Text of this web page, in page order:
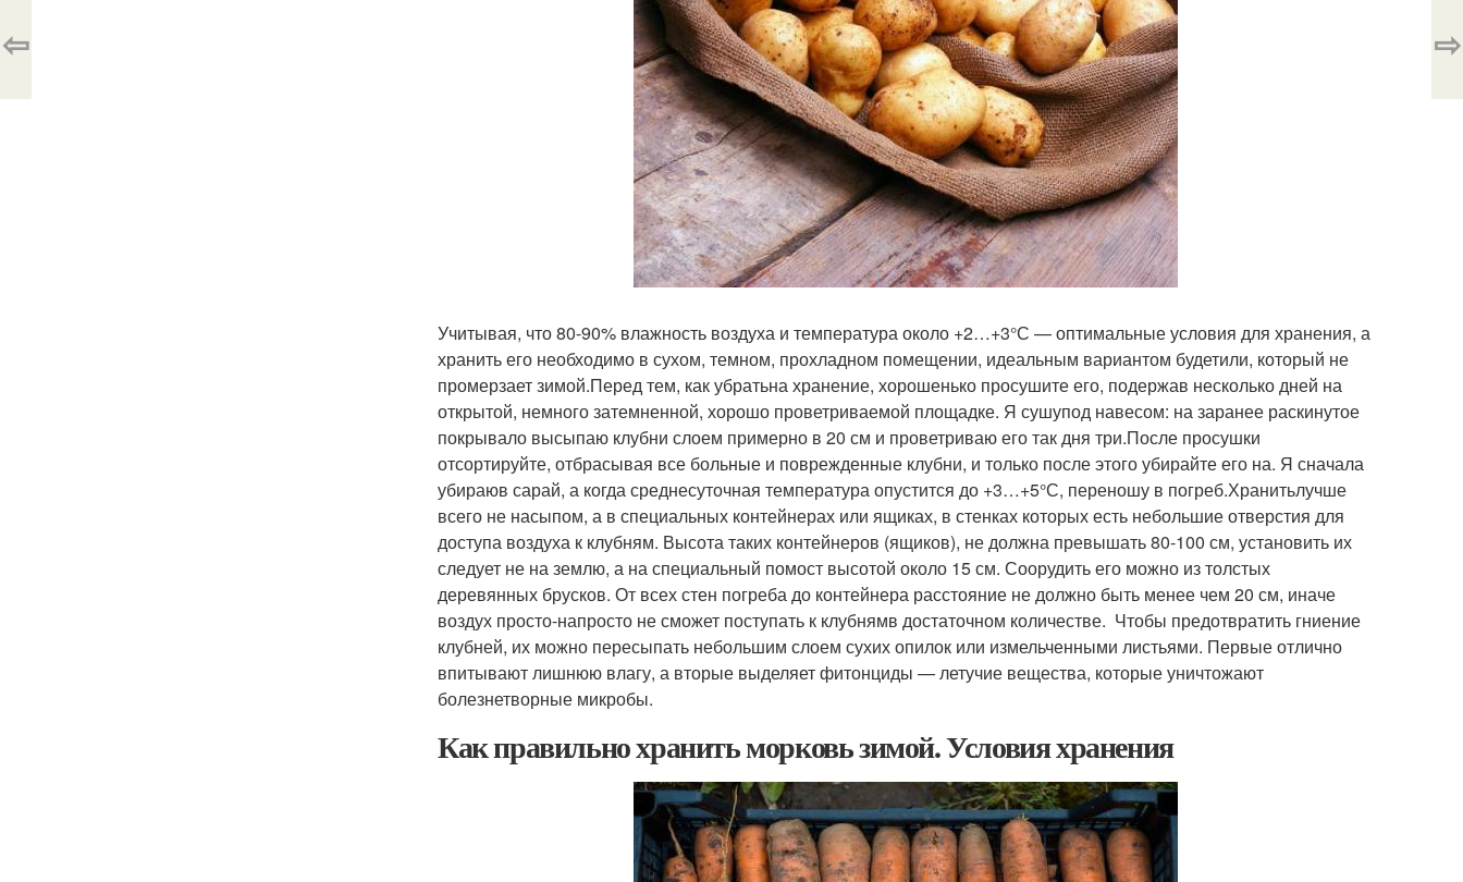
Учитывая, что 80-90% влажность воздуха и температура около +2…+3°С — оптимальные условия для хранения, а
хранить его необходимо в сухом, темном, прохладном помещении, идеальным вариантом будетили, который не
промерзает зимой.Перед тем, как убратьна хранение, хорошенько просушите его, подержав несколько дней на
открытой, немного затемненной, хорошо проветриваемой площадке. Я сушупод навесом: на заранее раскинутое
покрывало высыпаю клубни слоем примерно в 20 см и проветриваю его так дня три.После просушки
отсортируйте, отбрасывая все больные и поврежденные клубни, и только после этого убирайте его на. Я сначала
убираюв сарай, а когда среднесуточная температура опустится до +3…+5°С, переношу в погреб.Хранитьлучше
всего не насыпом, а в специальных контейнерах или ящиках, в стенках которых есть небольшие отверстия для
доступа воздуха к клубням. Высота таких контейнеров (ящиков), не должна превышать 80-100 см, установить их
следует не на землю, а на специальный помост высотой около 15 см. Соорудить его можно из толстых
деревянных брусков. От всех стен погреба до контейнера расстояние не должно быть менее чем 20 см, иначе
воздух просто-напросто не сможет поступать к клубнямв достаточном количестве. Чтобы предотвратить гниение
клубней, их можно пересыпать небольшим слоем сухих опилок или измельченными листьями. Первые отлично
впитывают лишнюю влагу, а вторые выделяет фитонциды — летучие вещества, которые уничтожают
болезнетворные микробы.
Как правильно хранить морковь зимой. Условия хранения
⇦ ⇨